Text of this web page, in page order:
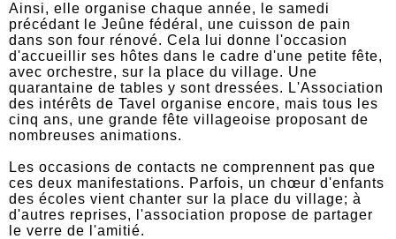
Ainsi, elle organise chaque année, le samedi
précédant le Jeûne fédéral, une cuisson de pain
dans son four rénové. Cela lui donne l'occasion
d'accueillir ses hôtes dans le cadre d'une petite fête,
avec orchestre, sur la place du village. Une
quarantaine de tables y sont dressées. L'Association
des intérêts de Tavel organise encore, mais tous les
cinq ans, une grande fête villageoise proposant de
nombreuses animations.
Les occasions de contacts ne comprennent pas que
ces deux manifestations. Parfois, un chœur d'enfants
des écoles vient chanter sur la place du village; à
d'autres reprises, l'association propose de partager
le verre de l'amitié.